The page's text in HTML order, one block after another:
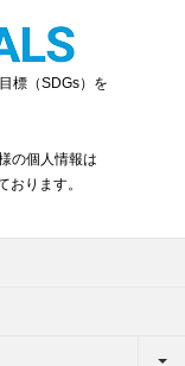
標（SDGs）を
の個人情報は
おります。